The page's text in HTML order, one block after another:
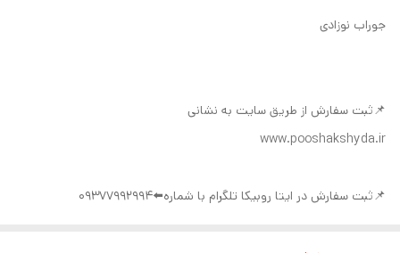
جوراب نوزادی
📌ثبت سفارش از طریق سایت به نشانی
www.pooshakshyda.ir
📌ثبت سفارش در ایتا روبیکا تلگرام با شماره⬅️09377992994